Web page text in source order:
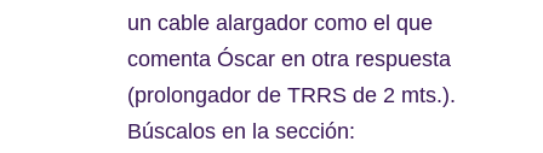
un cable alargador como el que
comenta Óscar en otra respuesta
(prolongador de TRRS de 2 mts.).
Búscalos en la sección: